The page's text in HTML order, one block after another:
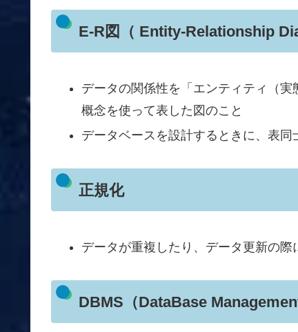
E-R図（ Entity-Relationship
データの関係性を「エンティティ（
概念を使って表した図のこと
データベースを設計するときに、表同
正規化
データが重複したり、データ更新の
DBMS（DataBase